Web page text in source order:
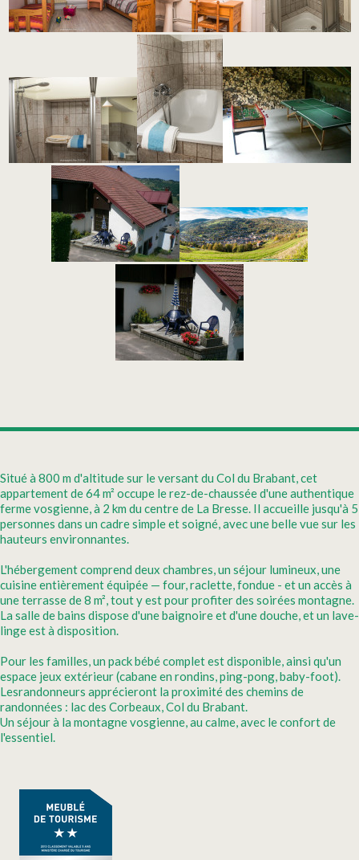
Situé à 800 m d'altitude sur le versant du Col du Brabant, cet
appartement de 64 m² occupe le rez-de-chaussée d'une authentique
ferme vosgienne, à 2 km du centre de La Bresse. Il accueille jusqu'à 5
personnes dans un cadre simple et soigné, avec une belle vue sur les
hauteurs environnantes.
L'hébergement comprend deux chambres, un séjour lumineux, une
cuisine entièrement équipée — four, raclette, fondue - et un accès à
une terrasse de 8 m², tout y est pour profiter des soirées montagne.
La salle de bains dispose d'une baignoire et d'une douche, et un lave-
linge est à disposition.
Pour les familles, un pack bébé complet est disponible, ainsi qu'un
espace jeux extérieur (cabane en rondins, ping-pong, baby-foot).
Lesrandonneurs apprécieront la proximité des chemins de
randonnées : lac des Corbeaux, Col du Brabant.
Un séjour à la montagne vosgienne, au calme, avec le confort de
l'essentiel.